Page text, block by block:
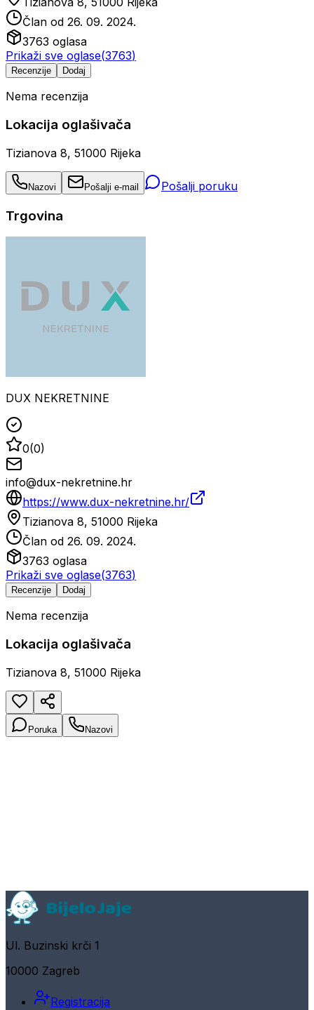
Član od 26. 09. 2024.
3763 oglasa
Prikaži sve oglase(3763)
Recenzije Dodaj
Nema recenzija
Lokacija oglašivača
Tizianova 8, 51000 Rijeka
Nazovi Pošalji e-mail Pošalji poruku
Trgovina
DUX NEKRETNINE
0(0)
info@dux-nekretnine.hr
https://www.dux-nekretnine.hr/
Tizianova 8, 51000 Rijeka
Član od 26. 09. 2024.
3763 oglasa
Prikaži sve oglase(3763)
Recenzije Dodaj
Nema recenzija
Lokacija oglašivača
Tizianova 8, 51000 Rijeka
Poruka Nazovi
Ul. Buzinski krči 1
10000 Zagreb
Registracija